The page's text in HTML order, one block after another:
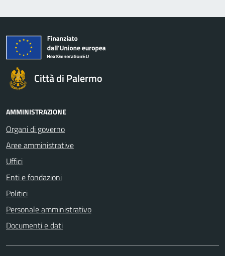
Città di Palermo
AMMINISTRAZIONE
Organi di governo
Aree amministrative
Uffici
Enti e fondazioni
Politici
Personale amministrativo
Documenti e dati